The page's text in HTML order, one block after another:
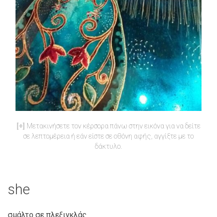
Μετακινήσετε τον κέρσορα πάνω στην εικόνα για να δείτε
σε λεπτομέρεια ή εάν είστε σε οθόνη αφής, αγγίξτε με το
δάκτυλο.
she
σμάλτο σε πλεξιγκλάς